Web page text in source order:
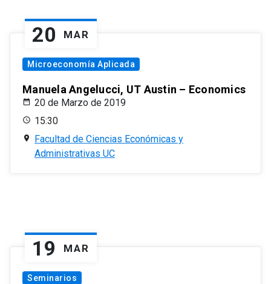
20 MAR
Microeconomía Aplicada
Manuela Angelucci, UT Austin – Economics
20 de Marzo de 2019
15:30
Facultad de Ciencias Económicas y
Administrativas UC
19 MAR
Seminarios